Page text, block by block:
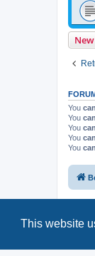
This website
You
You
You
You
You